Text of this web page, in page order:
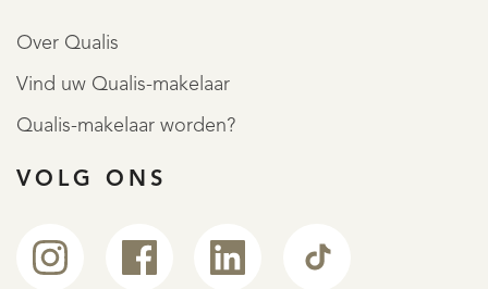
Over Qualis
Vind uw Qualis-makelaar
Qualis-makelaar worden?
VOLG ONS